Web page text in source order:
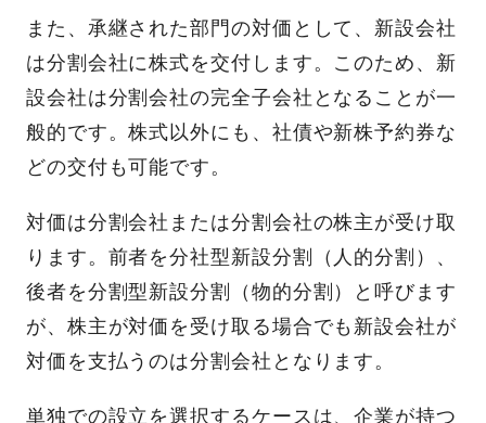
また、承継された部門の対価として、新設会社
は分割会社に株式を交付します。このため、新
設会社は分割会社の完全子会社となることが一
般的です。株式以外にも、社債や新株予約券な
どの交付も可能です。
対価は分割会社または分割会社の株主が受け取
ります。前者を分社型新設分割（人的分割）、
後者を分割型新設分割（物的分割）と呼びます
が、株主が対価を受け取る場合でも新設会社が
対価を支払うのは分割会社となります。
単独での設立を選択するケースは、企業が持つ